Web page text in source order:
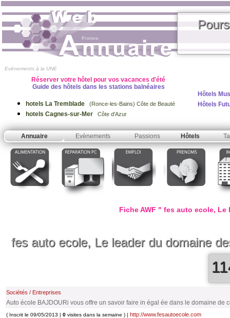
Evènements à la UNE
Réserver votre hôtel pour vos vacances d'été
Guide des hôtels dans les stations balnéaires
hotels La Tremblade (Ronce-les-Bains) Côte de Beauté
hotels Cagnes-sur-Mer Côte d'Azur
Hôtels
Hôtels
Annuaire Evènements Passions Hôtels
Fiche AWF " fes auto ecole,
fes auto ecole, Le leader du domaine
Sociétés / Entreprises
Auto école BAJDOURi vous offre un savoir faire in égal ée dans le domaine de
( Inscrit le 09/05/2013 | 0 visites dans la semaine ) | http://www.fesautoecole.com